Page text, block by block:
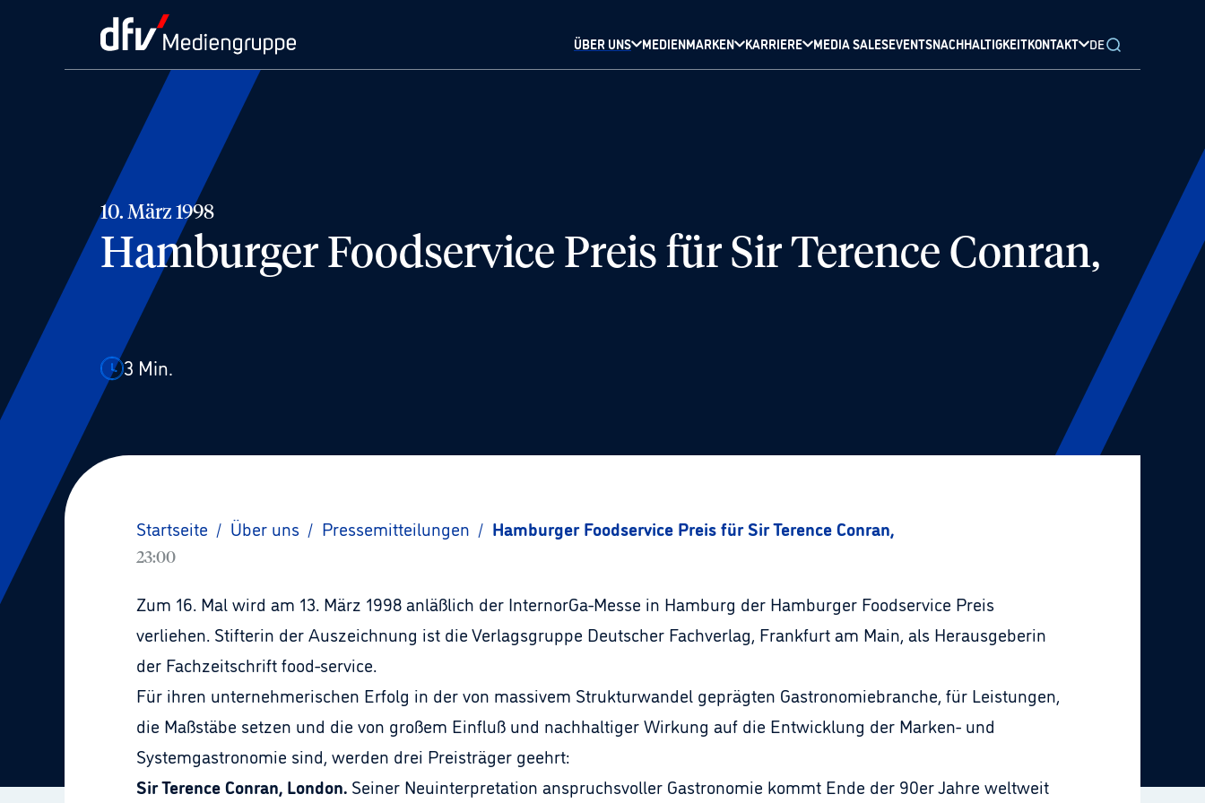
ÜBER UNS MEDIENMARKEN KARRIERE MEDIA SALESEVENTSNACHHALTIGKEITKONTAKT DE
10. März 1998
Hamburger Foodservice Preis für Sir Terence Conran,
3 Min.
Startseite / Über uns / Pressemitteilungen / Hamburger Foodservice Preis für Sir Terence Conran,
23:00
Zum 16. Mal wird am 13. März 1998 anläßlich der InternorGa-Messe in Hamburg der Hamburger Foodservice Preis
verliehen. Stifterin der Auszeichnung ist die Verlagsgruppe Deutscher Fachverlag, Frankfurt am Main, als Herausgeberin
der Fachzeitschrift food-service.
Für ihren unternehmerischen Erfolg in der von massivem Strukturwandel geprägten Gastronomiebranche, für Leistungen,
die Maßstäbe setzen und die von großem Einfluß und nachhaltiger Wirkung auf die Entwicklung der Marken- und
Systemgastronomie sind, werden drei Preisträger geehrt:
Sir Terence Conran, London. Seiner Neuinterpretation anspruchsvoller Gastronomie kommt Ende der 90er Jahre weltweit